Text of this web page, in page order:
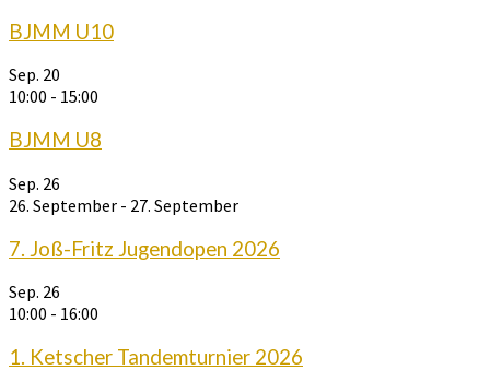
BJMM U10
Sep. 20
10:00 - 15:00
BJMM U8
Sep. 26
26. September - 27. September
7. Joß-Fritz Jugendopen 2026
Sep. 26
10:00 - 16:00
1. Ketscher Tandemturnier 2026